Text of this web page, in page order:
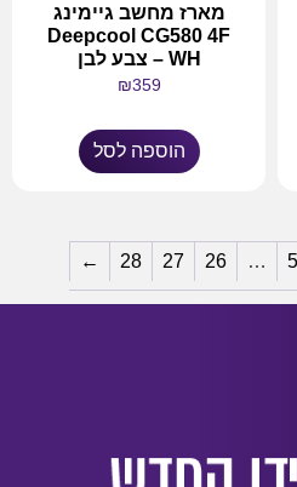
מארז מחשב גיימינג
Deepcool CG580 4F
WH – צבע לבן
₪359
הוספה לסל
5
…
26
27
28
←